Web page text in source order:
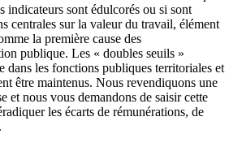
indicateurs sont édulcorés ou si sont
centrales sur la valeur du travail, élément
la première cause des
publique. Les « doubles seuils »
dans les fonctions publiques territoriales et
être maintenus. Nous revendiquons une
et nous vous demandons de saisir cette
les écarts de rémunérations, de